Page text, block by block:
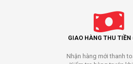
GIAO HÀNG THU TIỀN
Nhận hàng mới thanh